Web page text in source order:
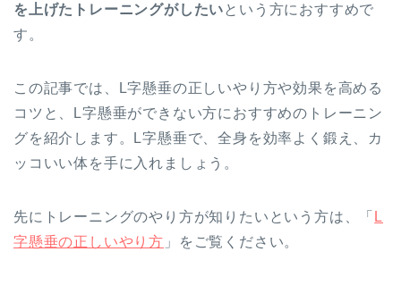
を上げたトレーニングがしたい という方におすすめで
す。
この記事では、L字懸垂の正しいやり方や効果を高める
コツと、L字懸垂ができない方におすすめのトレーニン
グを紹介します。L字懸垂で、全身を効率よく鍛え、カ
ッコいい体を手に入れましょう。
先にトレーニングのやり方が知りたいという方は、「 L
字懸垂の正しいやり方 」をご覧ください。